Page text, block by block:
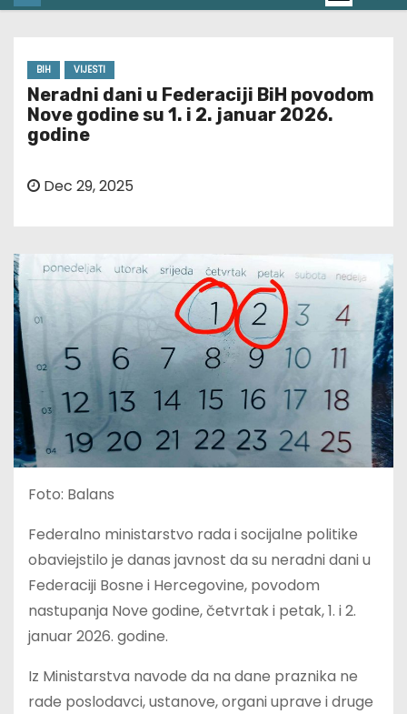
BIH VIJESTI
Neradni dani u Federaciji BiH povodom
Nove godine su 1. i 2. januar 2026.
godine
Dec 29, 2025
Foto: Balans
Federalno ministarstvo rada i socijalne politike
obaviejstilo je danas javnost da su neradni dani u
Federaciji Bosne i Hercegovine, povodom
nastupanja Nove godine, četvrtak i petak, 1. i 2.
januar 2026. godine.
Iz Ministarstva navode da na dane praznika ne
rade poslodavci, ustanove, organi uprave i druge